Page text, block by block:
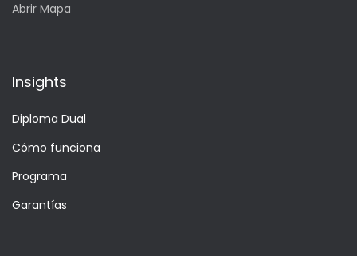
Abrir Mapa
Insights
Diploma Dual
Cómo funciona
Programa
Garantías